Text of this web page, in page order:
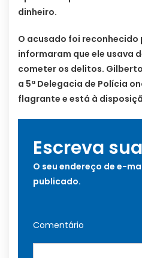
dinheiro.
O acusado foi reconhecido
informaram que ele usava
cometer os delitos.
a 5ª Delegacia de Polícia
flagrante e está à
Escreva
O seu endereço de e-
publicado.
Comentário